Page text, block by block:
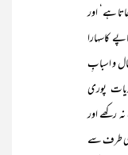
ہے‘ اور
کاسہارا
و اسبابِ
پوری
رکھے اور
کی طرف سے